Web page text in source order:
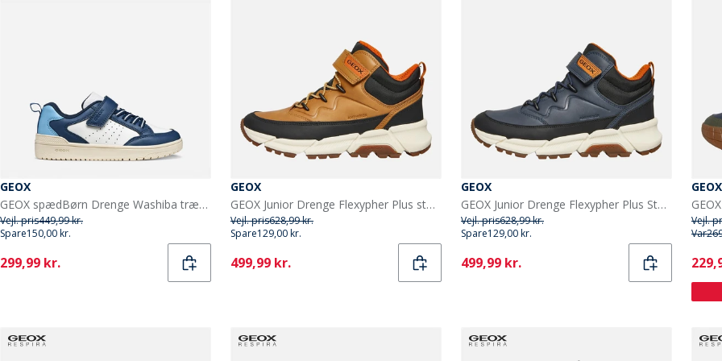
GEOX
GEOX spædBørn Drenge Washiba træningssko Hvid/Navy
Vejl. pris449,99 kr.
Spare150,00 kr.
Current
299,99 kr.
GEOX
GEOX Junior Drenge Flexypher Plus støvler mørk gul / sort
Vejl. pris628,99 kr.
Spare129,00 kr.
Current
499,99 kr.
GEOX
GEOX Junior Drenge Flexypher Plus Støvler Marineblå/Sort
Vejl. pris628,99 kr.
Spare129,00 kr.
Current
499,99 kr.
GEOX
Vejl.
Var